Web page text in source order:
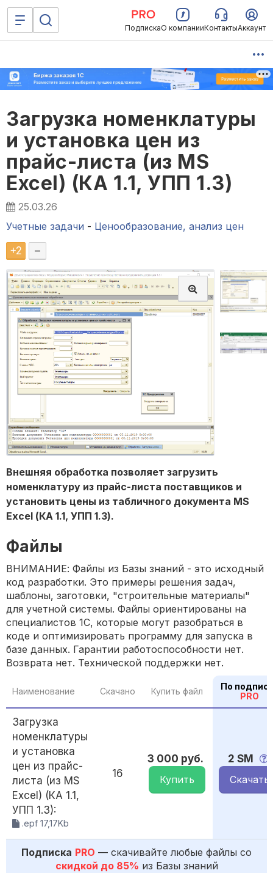
ПодпискаО компанииКонтактыАккаунт
Загрузка номенклатуры
и установка цен из
прайс-листа (из MS
Excel) (КА 1.1, УПП 1.3)
25.03.26
Учетные задачи - Ценообразование, анализ цен
+2 –
Внешняя обработка позволяет загрузить
номенклатуру из прайс-листа поставщиков и
установить цены из табличного документа MS
Excel (КА 1.1, УПП 1.3).
Файлы
ВНИМАНИЕ: Файлы из Базы знаний - это исходный
код разработки. Это примеры решения задач,
шаблоны, заготовки, "строительные материалы"
для учетной системы. Файлы ориентированы на
специалистов 1С, которые могут разобраться в
коде и оптимизировать программу для запуска в
базе данных. Гарантии работоспособности нет.
Возврата нет. Технической поддержки нет.
Наименование Скачано Купить файл
По
PRO
Загрузка
номенклатуры
и установка
цен из прайс-
листа (из MS
Excel) (КА 1.1,
УПП 1.3):
.epf 17,17Kb
16
3 000 руб.
Купить
2 SM
Скачать
Подписка PRO — скачивайте любые файлы со
скидкой до 85% из Базы знаний